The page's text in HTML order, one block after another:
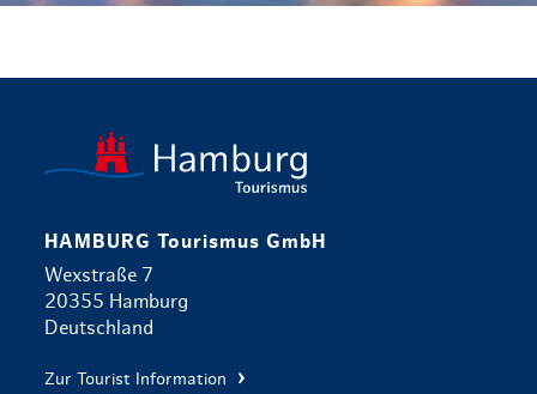
HAMBURG Tourismus GmbH
Wexstraße 7
20355 Hamburg
Deutschland
Zur Tourist Information